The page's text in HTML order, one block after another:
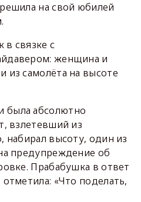
на свой юбилей
связке с
женщина и
из самолёта на высоте
абсолютно
взлетевший из
набирал высоту, один из
предупреждение об
Прабабушка в ответ
«Что поделать,